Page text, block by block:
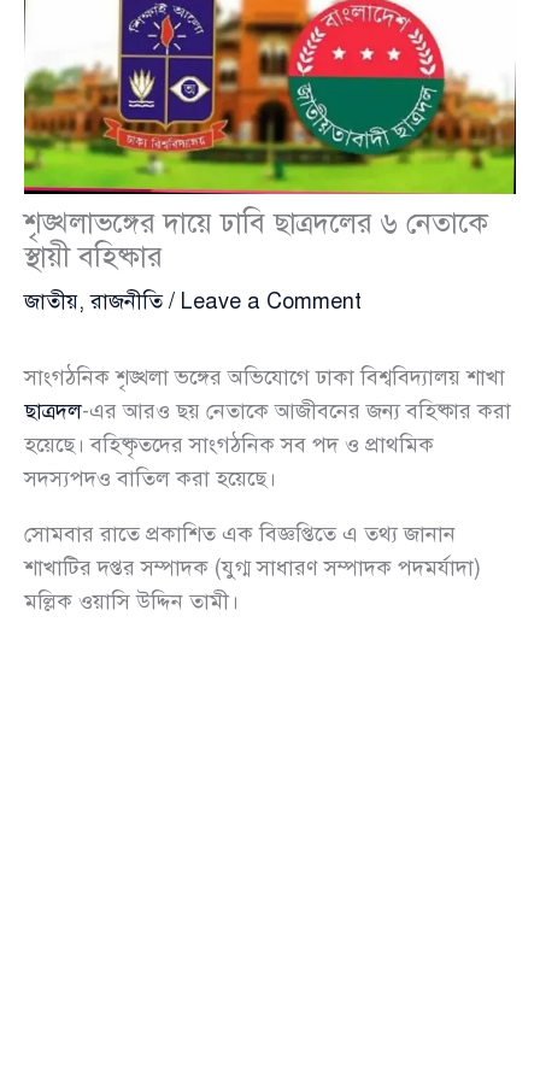
শৃঙ্খলাভঙ্গের দায়ে ঢাবি ছাত্রদলের ৬ নেতাকে
স্থায়ী বহিষ্কার
জাতীয়,রাজনীতি/ Leave a Comment
সাংগঠনিক শৃঙ্খলা ভঙ্গের অভিযোগে ঢাকা বিশ্ববিদ্যালয় শাখা
ছাত্রদল-এর আরও ছয় নেতাকে আজীবনের জন্য বহিষ্কার করা
হয়েছে। বহিষ্কৃতদের সাংগঠনিক সব পদ ও প্রাথমিক
সদস্যপদও বাতিল করা হয়েছে।
সোমবার রাতে প্রকাশিত এক বিজ্ঞপ্তিতে এ তথ্য জানান
শাখাটির দপ্তর সম্পাদক (যুগ্ম সাধারণ সম্পাদক পদমর্যাদা)
মল্লিক ওয়াসি উদ্দিন তামী।